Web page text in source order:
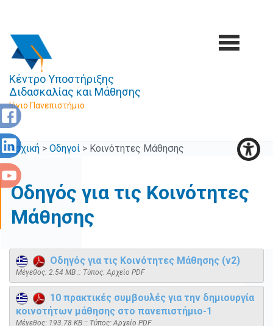
Κέντρο Υποστήριξης
Διδασκαλίας και Μάθησης
Ιόνιο Πανεπιστήμιο
Αρχική > Οδηγοί > Κοινότητες Μάθησης
Οδηγός για τις Κοινότητες
Μάθησης
Οδηγός για τις Κοινότητες Μάθησης (v2)
Mέγεθος: 2.54 MB :: Τύπος: Αρχείο PDF
10 πρακτικές συμβουλές για την δημιουργία
κοινοτήτων μάθησης στο πανεπιστήμιο-1
Mέγεθος: 193.78 KB :: Τύπος: Αρχείο PDF